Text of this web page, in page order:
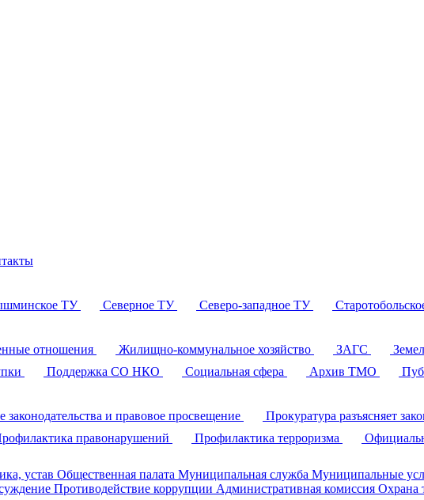
ТУ Северное ТУ Северо-западное ТУ
отношения Жилищно-коммунальное хозяйство ЗАГС
Поддержка СО НКО Социальная сфера Архив ТМО
законодательства и правовое просвещение Прокуратура разъясняет
правонарушений Профилактика терроризма
устав Общественная палата Муниципальная служба Муниципальные
Противодействие коррупции Административная комиссия Охрана